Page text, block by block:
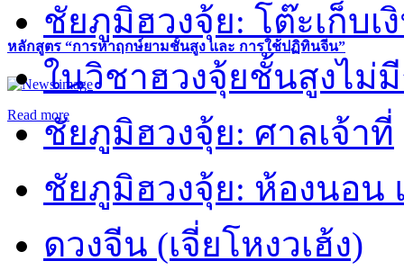
หลักสูตร “การหาฤกษ์ยามชั้นสูง และ การใช้ปฏิทินจีน”
Read more
ชัยภูมิฮวงจุ้ย: โต๊ะเก็บเ
ในวิชาฮวงจุ้ยชั้นสูงไม่
ชัยภูมิฮวงจุ้ย: ศาลเจ้าที่
ชัยภูมิฮวงจุ้ย: ห้องนอน
ดวงจีน (เจี่ยโหงวเฮ้ง)